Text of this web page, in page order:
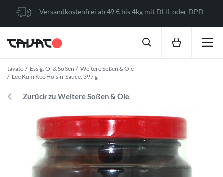
Versandkostenfrei ab 49 € bis 4kg mit DHL oder DPD
tavato Essig, Öl & Soßen
Weitere Soßen & Öle
Lee Kum Kee Hoisin-Sauce, 397 g
Zurück zu Weitere Soßen & Öle